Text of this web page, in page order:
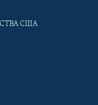
США